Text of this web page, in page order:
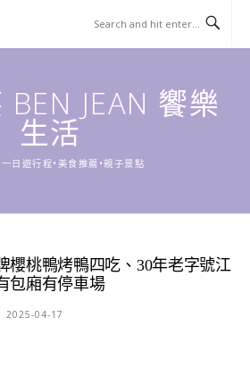
JEAN 饗樂
生活
日遊行程•美食推薦•親子景點
櫻桃鴨烤鴨四吃、30年老字號江
包廂有停車場
2025-04-17